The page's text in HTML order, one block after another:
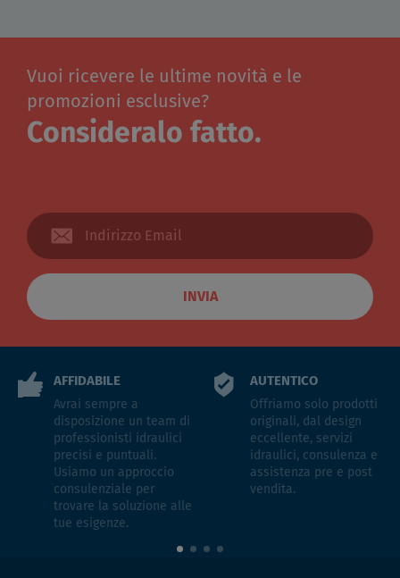
Vuoi ricevere le ultime novità e le
promozioni esclusive?
Consideralo fatto.
INVIA
AFFIDABILE
Avrai sempre a
disposizione un team di
professionisti idraulici
precisi e puntuali.
Usiamo un approccio
consulenziale per
trovare la soluzione alle
tue esigenze.
AUTENTICO
Offriamo solo prodotti
originali, dal design
eccellente, servizi
idraulici, consulenza e
assistenza pre e post
vendita.